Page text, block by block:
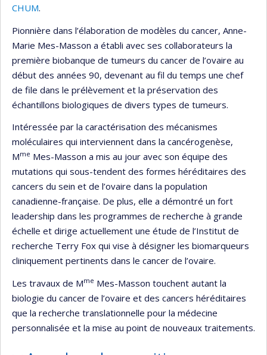
CHUM.
Pionnière dans l’élaboration de modèles du cancer, Anne-
Marie Mes-Masson a établi avec ses collaborateurs la
première biobanque de tumeurs du cancer de l’ovaire au
début des années 90, devenant au fil du temps une chef
de file dans le prélèvement et la préservation des
échantillons biologiques de divers types de tumeurs.
Intéressée par la caractérisation des mécanismes
moléculaires qui interviennent dans la cancérogenèse,
Mme Mes-Masson a mis au jour avec son équipe des
mutations qui sous-tendent des formes héréditaires des
cancers du sein et de l’ovaire dans la population
canadienne-française. De plus, elle a démontré un fort
leadership dans les programmes de recherche à grande
échelle et dirige actuellement une étude de l’Institut de
recherche Terry Fox qui vise à désigner les biomarqueurs
cliniquement pertinents dans le cancer de l’ovaire.
Les travaux de Mme Mes-Masson touchent autant la
biologie du cancer de l’ovaire et des cancers héréditaires
que la recherche translationnelle pour la médecine
personnalisée et la mise au point de nouveaux traitements.